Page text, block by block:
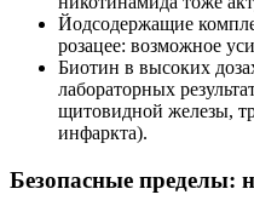
Йодсодержащие
розацее: возможное
Биотин в высоких
лабораторных
щитовидной железы,
инфаркта).
Безопасные пределы: